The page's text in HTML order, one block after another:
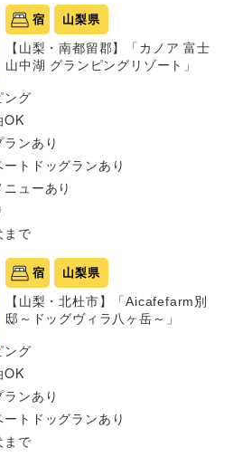
宿 山梨県
【山梨・南都留郡】「カノア 富士
山中湖 グランピングリゾート」
ング
OK
ンあり
ートドッグランあり
ューあり
まで
宿 山梨県
【山梨・北杜市】「Aicafefarm別
邸～ドッグヴィラ八ヶ岳～」
ング
OK
ンあり
ートドッグランあり
まで